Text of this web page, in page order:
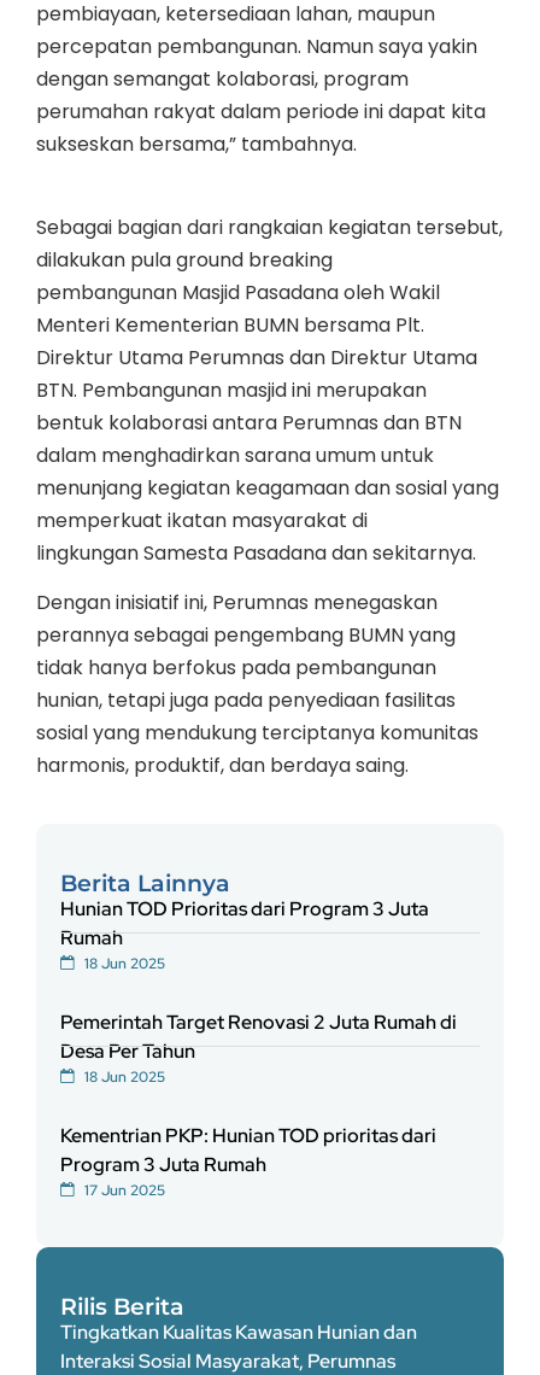
pembiayaan, ketersediaan lahan, maupun
percepatan pembangunan. Namun saya yakin
dengan semangat kolaborasi, program
perumahan rakyat dalam periode ini dapat kita
sukseskan bersama,” tambahnya.
Sebagai bagian dari rangkaian kegiatan tersebut,
dilakukan pula ground breaking
pembangunan Masjid Pasadana oleh Wakil
Menteri Kementerian BUMN bersama Plt.
Direktur Utama Perumnas dan Direktur Utama
BTN. Pembangunan masjid ini merupakan
bentuk kolaborasi antara Perumnas dan BTN
dalam menghadirkan sarana umum untuk
menunjang kegiatan keagamaan dan sosial yang
memperkuat ikatan masyarakat di
lingkungan Samesta Pasadana dan sekitarnya.
Dengan inisiatif ini, Perumnas menegaskan
perannya sebagai pengembang BUMN yang
tidak hanya berfokus pada pembangunan
hunian, tetapi juga pada penyediaan fasilitas
sosial yang mendukung terciptanya komunitas
harmonis, produktif, dan berdaya saing.
Berita Lainnya
Hunian TOD Prioritas dari Program 3 Juta
Rumah
18 Jun 2025
Pemerintah Target Renovasi 2 Juta Rumah di
Desa Per Tahun
18 Jun 2025
Kementrian PKP: Hunian TOD prioritas dari
Program 3 Juta Rumah
17 Jun 2025
Rilis Berita
Tingkatkan Kualitas Kawasan Hunian dan
Interaksi Sosial Masyarakat, Perumnas